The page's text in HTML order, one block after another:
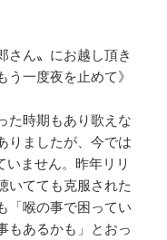
さん〟にお越し頂き
一度夜を止めて》
た時期もあり歌えな
りましたが、今では
いません。昨年リリ
いてても克服された
「喉の事で困ってい
もあるかも」とおっ